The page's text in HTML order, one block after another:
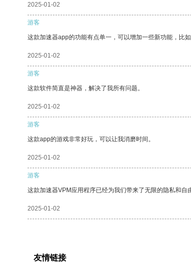
2025-01-02
游客
这款加速器app的功能有点单一，可以增加一些新功能，比
2025-01-02
游客
这款软件简直是神器，解决了我所有问题。
2025-01-02
游客
这款app的游戏非常好玩，可以让我消磨时间。
2025-01-02
游客
这款加速器VPM应用程序已经为我们带来了无限的隐私和自
2025-01-02
友情链接